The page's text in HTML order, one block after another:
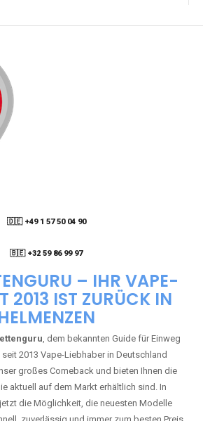
🇩🇪 +49 1 57 50 04 90
05
🇧🇪 +32 59 86 99 97
– IHR VAPE-
2013 IST ZURÜCK IN
, dem bekannten Guide für Einweg
2013 Vape-Liebhaber in Deutschland
großes Comeback und bieten Ihnen die
aktuell auf dem Markt erhältlich sind. In
die Möglichkeit, die neuesten Modelle